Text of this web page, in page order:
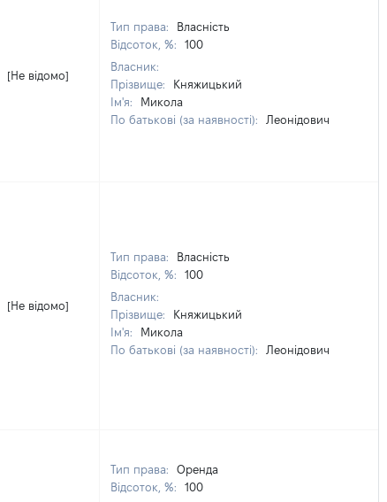
[Не відомо]
Тип права:
Власність
Відсоток, %:
100
Власник:
Прізвище:
Княжицький
Ім'я:
Микола
По батькові (за наявності):
Леонідович
[Не відомо]
Тип права:
Власність
Відсоток, %:
100
Власник:
Прізвище:
Княжицький
Ім'я:
Микола
По батькові (за наявності):
Леонідович
Тип права:
Оренда
Відсоток, %:
100